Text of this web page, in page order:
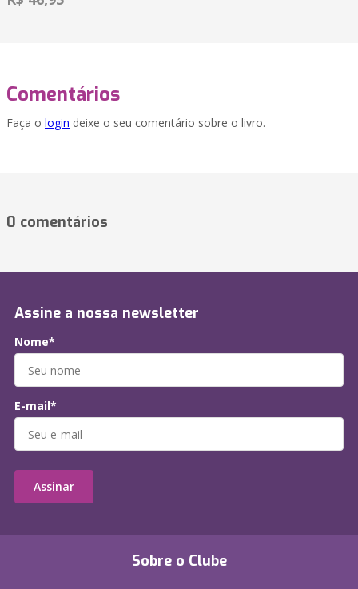
Comentários
Faça o login deixe o seu comentário sobre o livro.
0 comentários
Sobre o Clube
Assine a nossa newsletter
Nome*
E-mail*
Assinar